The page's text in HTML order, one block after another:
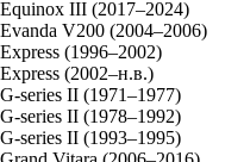
Equinox III (2017–2024)
Evanda V200 (2004–2006)
Express (1996–2002)
Express (2002–н.в.)
G-series II (1971–1977)
G-series II (1978–1992)
G-series II (1993–1995)